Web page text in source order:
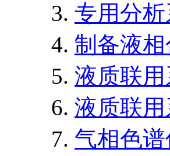
专用分
制备液
液质联
液质联
气相色谱